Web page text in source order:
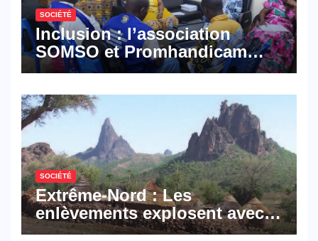
SOCIÉTÉ
Inclusion : l’association
SOMSO et Promhandicam
militent en faveur d’une
hôtellerie-restauration
SOCIÉTÉ
Extrême-Nord : Les
enlèvements explosent avec
308 victimes en trois mois